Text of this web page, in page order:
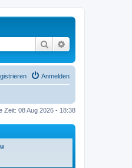
Suche
Anmelden
Zeit: 08 Aug 2026 - 18:38